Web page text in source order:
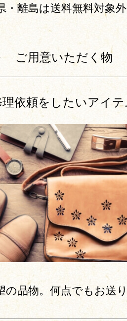
・離島は送料無料対象
ご用意いただく物
依頼をしたいアイ
の品物。何点でもお送